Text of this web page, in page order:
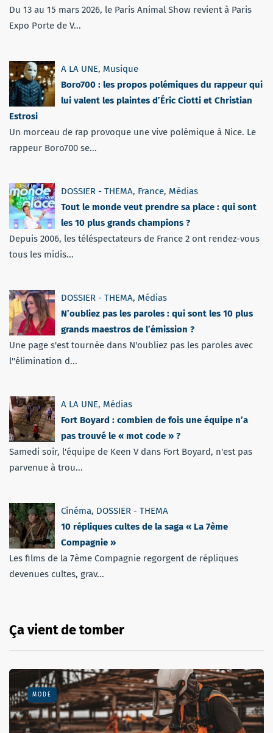
Du 13 au 15 mars 2026, le Paris Animal Show revient à Paris
Expo Porte de V...
A LA UNE, Musique
Boro700 : les propos polémiques du rappeur qui
lui valent les plaintes d’Éric Ciotti et Christian
Estrosi
Un morceau de rap provoque une vive polémique à Nice. Le
rappeur Boro700 se...
DOSSIER - THEMA, France, Médias
Tout le monde veut prendre sa place : qui sont
les 10 plus grands champions ?
Depuis 2006, les téléspectateurs de France 2 ont rendez-vous
tous les midis...
DOSSIER - THEMA, Médias
N’oubliez pas les paroles : qui sont les 10 plus
grands maestros de l’émission ?
Une page s'est tournée dans N'oubliez pas les paroles avec
l''élimination d...
A LA UNE, Médias
Fort Boyard : combien de fois une équipe n’a
pas trouvé le « mot code » ?
Samedi soir, l'équipe de Keen V dans Fort Boyard, n'est pas
parvenue à trou...
Cinéma, DOSSIER - THEMA
10 répliques cultes de la saga « La 7ème
Compagnie »
Les films de la 7ème Compagnie regorgent de répliques
devenues cultes, grav...
Ça vient de tomber
MODE